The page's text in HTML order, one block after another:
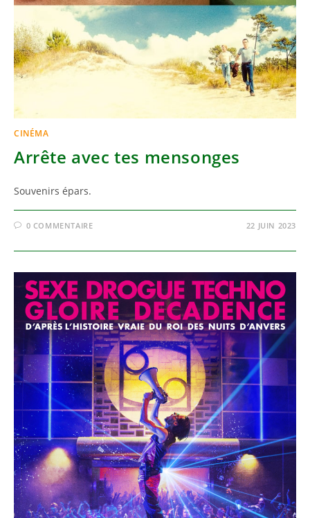
CINÉMA
Arrête avec tes mensonges
Souvenirs épars.
0 COMMENTAIRE 22 JUIN 2023